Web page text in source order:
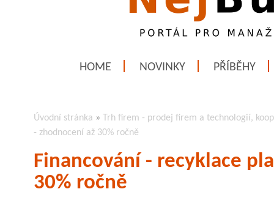
HOME NOVINKY PŘÍBĚHY
Úvodní stránka » Trh firem - prodej firem a technologií,
- zhodnocení až 30% ročně
Financování - recyklace
30% ročně